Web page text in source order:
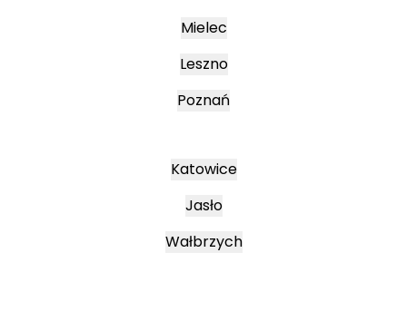
Mielec
Leszno
Poznań
Katowice
Jasło
Wałbrzych